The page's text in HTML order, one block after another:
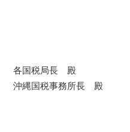
各国税局長 殿
沖縄国税事務所長 殿